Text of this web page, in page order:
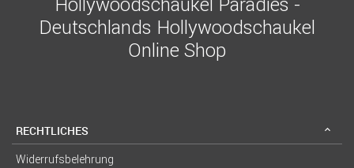
Deutschlands Hollywoodschaukel
Online Shop
RECHTLICHES
Widerrufsbelehrung